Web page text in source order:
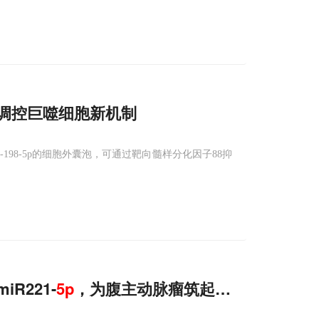
控巨噬细胞新机制
5p的细胞外囊泡，可通过靶向髓样分化因子88抑
5p ，为腹主动脉瘤筑起防护屏障